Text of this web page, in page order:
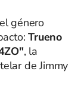
género
Trueno
, la
de Jimmy